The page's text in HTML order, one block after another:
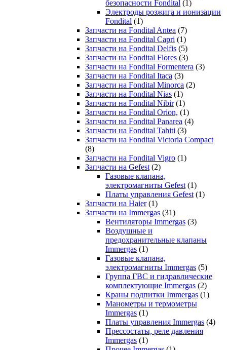
безопасности Fondital (1)
Электроды розжига и ионизации
Fondital (1)
Запчасти на Fondital Antea (7)
Запчасти на Fondital Capri (1)
Запчасти на Fondital Delfis (5)
Запчасти на Fondital Flores (3)
Запчасти на Fondital Formentera (3)
Запчасти на Fondital Itaca (3)
Запчасти на Fondital Minorca (2)
Запчасти на Fondital Nias (1)
Запчасти на Fondital Nibir (1)
Запчасти на Fondital Orion, (1)
Запчасти на Fondital Panarea (4)
Запчасти на Fondital Tahiti (3)
Запчасти на Fondital Victoria Compact
(8)
Запчасти на Fondital Vigro (1)
Запчасти на Gefest (2)
Газовые клапана,
электромагниты Gefest (1)
Платы управления Gefest (1)
Запчасти на Haier (1)
Запчасти на Immergas (31)
Вентиляторы Immergas (3)
Воздушные и
предохранительные клапаны
Immergas (1)
Газовые клапана,
электромагниты Immergas (5)
Группа ГВС и гидравлические
комплектующие Immergas (2)
Краны подпитки Immergas (1)
Манометры и термометры
Immergas (1)
Платы управления Immergas (4)
Прессостаты, реле давления
Immergas (1)